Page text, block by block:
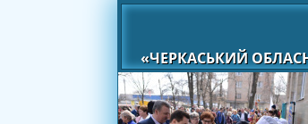
«ЧЕРКАСЬКИЙ